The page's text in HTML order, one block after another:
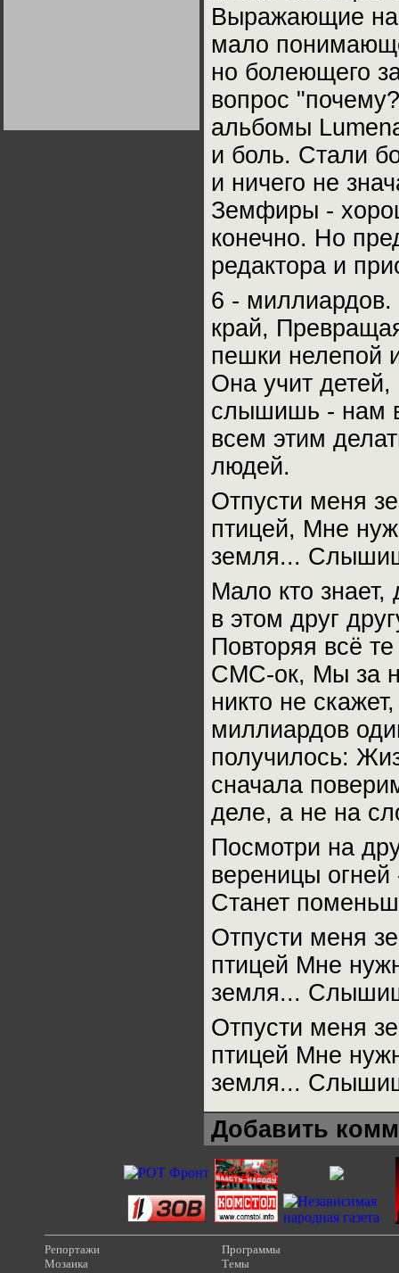
Выражающие
мало
но болеющего
вопрос
альбомы
и боль. Стали
и ничего не
Земфиры -
конечно. Но
редактора и
6 - миллиардов.
край,
пешки нелепой
Она учит
слышишь - нам
всем этим
людей.
Отпусти меня
птицей, Мне
земля...
Мало кто
в этом друг
Повторяя всё
СМС-ок, Мы за
никто не
миллиардов
получилось:
сначала
деле, а не на
Посмотри на
вереницы
Станет
Отпусти меня
птицей Мне
земля...
Отпусти меня
птицей Мне
земля...
Добавить
Репортажи
Мозаика
Программы
Темы